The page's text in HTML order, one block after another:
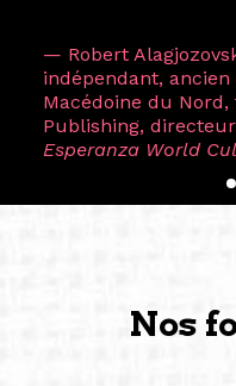
— Robert
indépendant,
Macédoine du
Publishing,
Esperanza World
Nos